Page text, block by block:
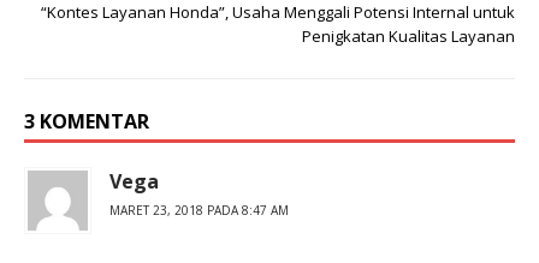
“Kontes Layanan Honda”, Usaha Menggali Potensi Internal untuk
Penigkatan Kualitas Layanan
3 KOMENTAR
Vega
MARET 23, 2018 PADA 8:47 AM